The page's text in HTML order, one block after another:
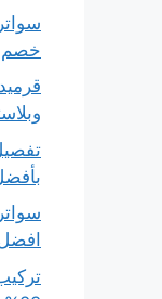
خصم 25% – تصاميم فاخرة